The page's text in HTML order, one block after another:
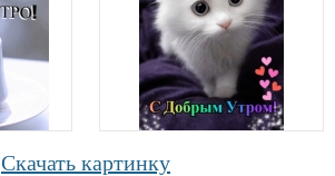
Скачать картинку